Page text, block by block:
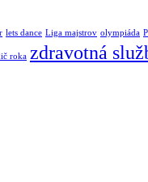
lets dance Liga majstrov olympiáda
roka zdravotná